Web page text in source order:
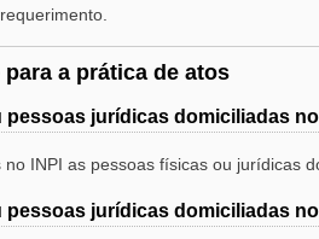
a prática de atos
pessoas jurídicas domiciliadas
no INPI as pessoas físicas ou jurídicas
pessoas jurídicas domiciliadas